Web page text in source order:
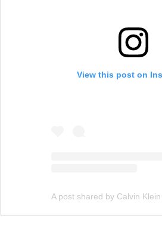
View this post on
A post shared by Calvin